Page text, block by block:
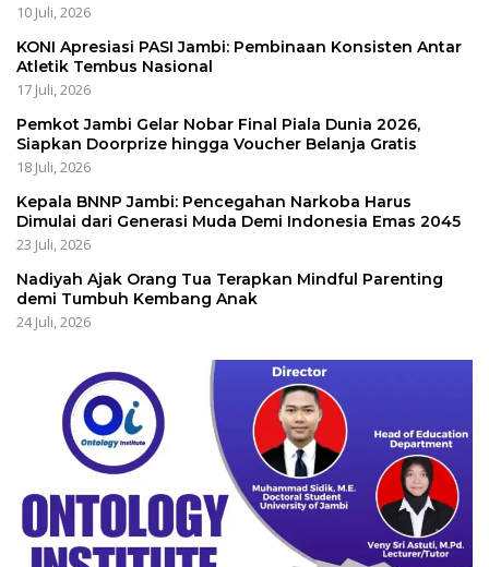
10 Juli, 2026
KONI Apresiasi PASI Jambi: Pembinaan Konsisten Antar
Atletik Tembus Nasional
17 Juli, 2026
Pemkot Jambi Gelar Nobar Final Piala Dunia 2026,
Siapkan Doorprize hingga Voucher Belanja Gratis
18 Juli, 2026
Kepala BNNP Jambi: Pencegahan Narkoba Harus
Dimulai dari Generasi Muda Demi Indonesia Emas 2045
23 Juli, 2026
Nadiyah Ajak Orang Tua Terapkan Mindful Parenting
demi Tumbuh Kembang Anak
24 Juli, 2026